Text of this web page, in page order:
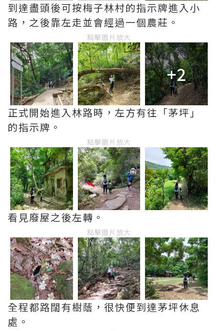
到達盡頭後可按梅子林村的指示牌進入小
路，之後靠左走並會經過一個農莊。
點擊圖片放大
+2
正式開始進入林路時，左方有往「茅坪」
的指示牌。
點擊圖片放大
看見廢屋之後左轉。
點擊圖片放大
全程都路闊有樹蔭，很快便到達茅坪休息
處。